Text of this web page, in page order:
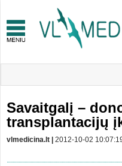
Savaitgalį –
transplantacijų
vlmedicina.lt | 2012-10-02